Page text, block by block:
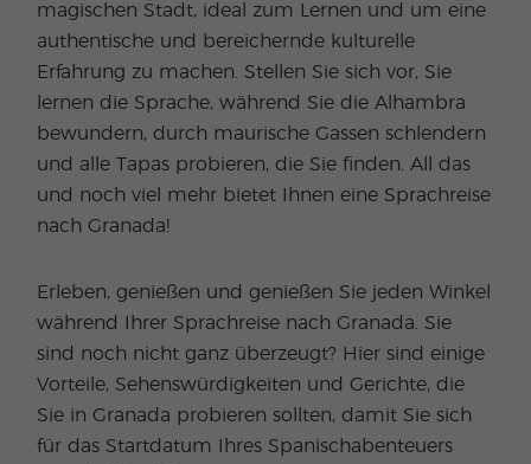
magischen Stadt, ideal zum Lernen und um eine
authentische und bereichernde kulturelle
Erfahrung zu machen. Stellen Sie sich vor, Sie
lernen die Sprache, während Sie die Alhambra
bewundern, durch maurische Gassen schlendern
und alle Tapas probieren, die Sie finden. All das
und noch viel mehr bietet Ihnen eine Sprachreise
nach Granada!
Erleben, genießen und genießen Sie jeden Winkel
während Ihrer Sprachreise nach Granada. Sie
sind noch nicht ganz überzeugt? Hier sind einige
Vorteile, Sehenswürdigkeiten und Gerichte, die
Sie in Granada probieren sollten, damit Sie sich
für das Startdatum Ihres Spanischabenteuers